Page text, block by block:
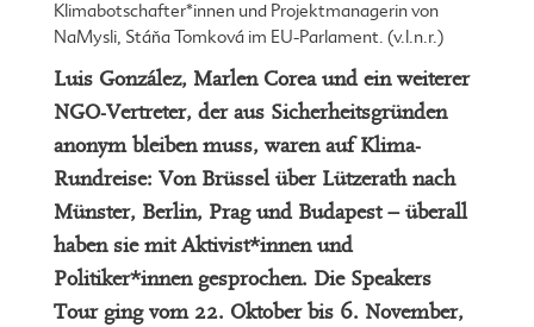
Klimabotschafter*innen und Projektmanagerin von
NaMysli, Stáňa Tomková im EU-Parlament. (v.l.n.r.)
Luis González, Marlen Corea und ein weiterer
NGO-Vertreter, der aus Sicherheitsgründen
anonym bleiben muss, waren auf Klima-
Rundreise: Von Brüssel über Lützerath nach
Münster, Berlin, Prag und Budapest – überall
haben sie mit Aktivist*innen und
Politiker*innen gesprochen. Die Speakers
Tour ging vom 22. Oktober bis 6. November,